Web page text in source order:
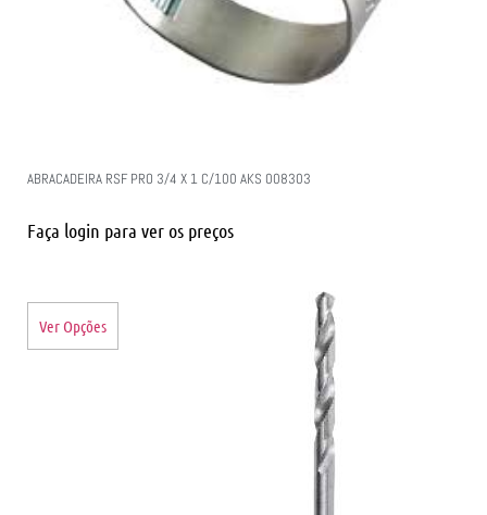
ABRACADEIRA RSF PRO 3/4 X 1 C/100 AKS 008303
Faça login para ver os preços
Ver Opções